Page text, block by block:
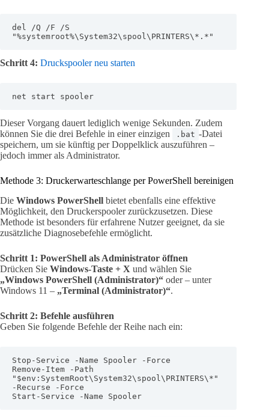
del /Q /F /S
"%systemroot%\System32\spool\PRINTERS\*.*"
Schritt 4: Druckspooler neu starten
net start spooler
Dieser Vorgang dauert lediglich wenige Sekunden. Zudem
können Sie die drei Befehle in einer einzigen
.bat -Datei
speichern, um sie künftig per Doppelklick auszuführen –
jedoch immer als Administrator.
Methode 3: Druckerwarteschlange per PowerShell bereinigen
Die Windows PowerShell bietet ebenfalls eine effektive
Möglichkeit, den Druckerspooler zurückzusetzen. Diese
Methode ist besonders für erfahrene Nutzer geeignet, da sie
zusätzliche Diagnosebefehle ermöglicht.
Schritt 1: PowerShell als Administrator öffnen
Drücken Sie Windows-Taste + X und wählen Sie
„Windows PowerShell (Administrator)“ oder – unter
Windows 11 – „Terminal (Administrator)“.
Schritt 2: Befehle ausführen
Geben Sie folgende Befehle der Reihe nach ein:
Stop-Service -Name Spooler -Force
Remove-Item -Path
"$env:SystemRoot\System32\spool\PRINTERS\*"
-Recurse -Force
Start-Service -Name Spooler